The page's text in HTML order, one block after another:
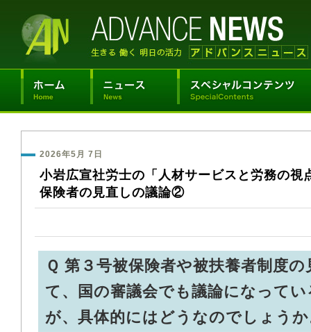
2026年5月 7日
小岩広宣社労士の「人材サービスと労務の視
保険者の見直しの議論②
Ｑ 第３号被保険者や被扶養者制度
て、国の審議会でも議論になって
が、具体的にはどうなのでしょう